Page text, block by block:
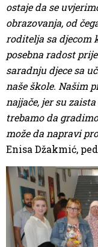
ostaje da se
obrazovanja, od
roditelja sa djecom
posebna radost
saradnju djece sa
naše škole. Našim
najjače, jer su
trebamo da
može da napravi
Enisa Džakmić,